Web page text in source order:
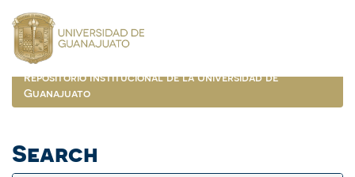
navigation
Repositorio Institucional de la Universidad de
Guanajuato
Search